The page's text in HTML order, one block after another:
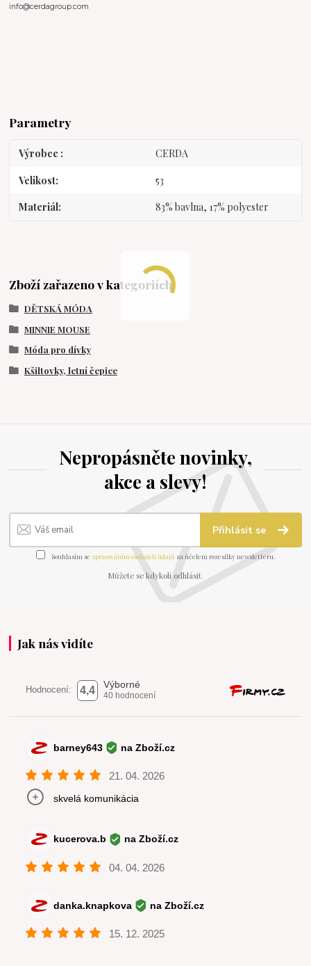
info@cerdagroup.com
Parametry
Výrobce CERDA
Velikost 53
Materiál 83% bavlna, 17% polyester
Zboží zařazeno v kategoriích
DĚTSKÁ MÓDA
MINNIE MOUSE
Móda pro dívky
Kšiltovky, letní čepice
Nepropásněte novinky,
akce a slevy!
Přihlásit se
Souhlasím se zpracováním osobních údajů za účelem rozesílky newsletteru.
Můžete se kdykoli odhlásit.
Jak nás vidíte